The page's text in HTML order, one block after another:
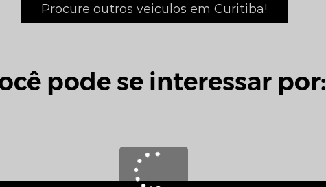
Procure outros veiculos em Curitiba!
pode se interessar por: